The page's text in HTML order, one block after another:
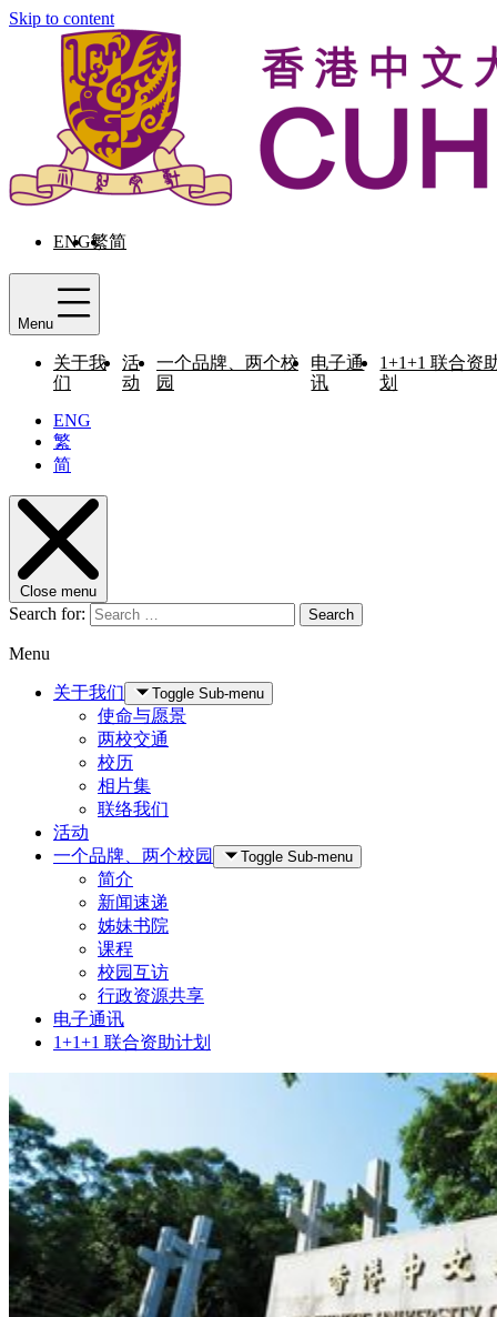
Skip to content
ENG繁简
Menu
关于我
们
活
动
一个品牌、两个校
园
电子通
讯
1+1+1 联合资
划
ENG
繁
简
Close menu
Search for: Search
Menu
关于我们 Toggle Sub-menu
使命与愿景
两校交通
校历
相片集
联络我们
活动
一个品牌、两个校园
Toggle Sub-menu
简介
新闻速递
姊妹书院
课程
校园互访
行政资源共享
电子通讯
1+1+1 联合资助计划